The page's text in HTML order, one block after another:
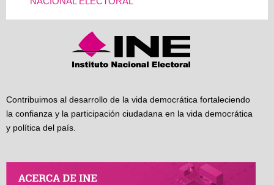
Contribuimos al desarrollo de la vida democrática fortaleciendo
la confianza y la participación ciudadana en la vida democrática
y política del país.